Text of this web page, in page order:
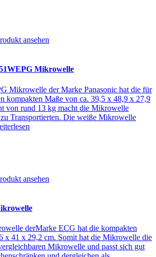
ansehen
Mikrowelle
Mikrowelle der Marke Panasonic hat die für
kompakten Maße von ca. 39,5 x 48,9 x 27,9
von rund 13 kg macht die Mikrowelle
Transportierten. Die weiße Mikrowelle
ansehen
derMarke ECG hat die kompakten
x 41 x 29,2 cm. Somit hat die Mikrowelle die
Mikrowelle und passt sich gut